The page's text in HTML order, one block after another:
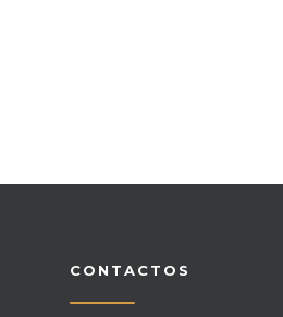
CONTACTOS